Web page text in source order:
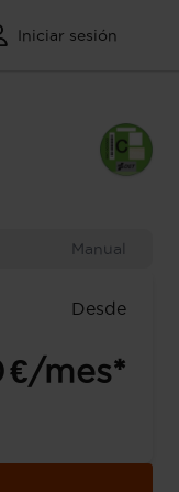
Iniciar sesión
Manual
Desde
€/mes*